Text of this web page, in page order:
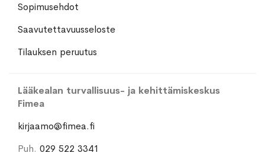
Sopimusehdot
Saavutettavuusseloste
Tilauksen peruutus
Lääkealan turvallisuus- ja kehittämiskeskus
Fimea
kirjaamo@fimea.fi
Puh. 029 522 3341